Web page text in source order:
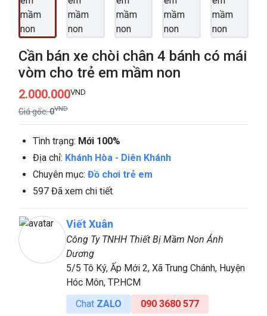
Cần bán xe chòi chân 4 bánh có mái
vòm cho trẻ em mầm non
2.000.000VND
Giá gốc:0VND
Tình trạng: Mới 100%
Địa chỉ: Khánh Hòa - Diên Khánh
Chuyên mục: Đồ chơi trẻ em
597 Đã xem chi tiết
Viết Xuân
Công Ty TNHH Thiết Bị Mầm Non Ánh
Dương
5/5 Tô Ký, Ấp Mới 2, Xã Trung Chánh, Huyện
Hóc Môn, TP.HCM
Chat ZALO 090 3680 577